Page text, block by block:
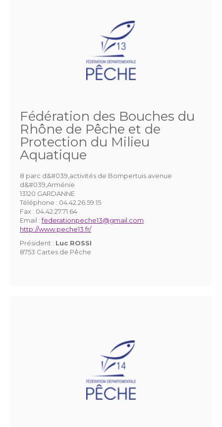
Fédération des Bouches du
Rhône de Pêche et de
Protection du Milieu
Aquatique
8 parc d&#039,activités de Bompertuis avenue
d&#039,Arménie
13120 GARDANNE
Téléphone : 04.42.26.59.15
Fax : 04.42.27.71.64
Email :federationpeche13@gmail.com
http://www.peche13.fr/
Président : Luc ROSSI
8753 Cartes de Pêche